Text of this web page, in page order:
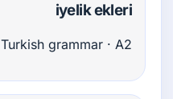
iyelik ekleri
Turkish grammar · A2